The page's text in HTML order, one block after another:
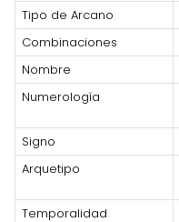
Tipo de Arcano
Combinaciones
Nombre
Numerología
Signo
Arquetipo
Temporalidad